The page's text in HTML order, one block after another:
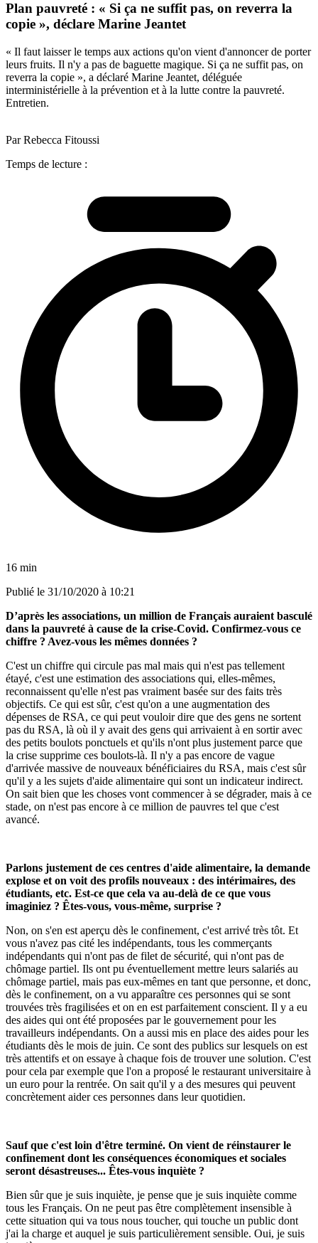
Plan pauvreté : « Si ça ne suffit pas, on reverra la
copie », déclare Marine Jeantet
« Il faut laisser le temps aux actions qu'on vient d'annoncer de porter
leurs fruits. Il n'y a pas de baguette magique. Si ça ne suffit pas, on
reverra la copie », a déclaré Marine Jeantet, déléguée
interministérielle à la prévention et à la lutte contre la pauvreté.
Entretien.
Par Rebecca Fitoussi
Temps de lecture :
16 min
Publié le 31/10/2020 à 10:21
D’après les associations, un million de Français auraient basculé
dans la pauvreté à cause de la crise-Covid. Confirmez-vous ce
chiffre ? Avez-vous les mêmes données ?
C'est un chiffre qui circule pas mal mais qui n'est pas tellement
étayé, c'est une estimation des associations qui, elles-mêmes,
reconnaissent qu'elle n'est pas vraiment basée sur des faits très
objectifs. Ce qui est sûr, c'est qu'on a une augmentation des
dépenses de RSA, ce qui peut vouloir dire que des gens ne sortent
pas du RSA, là où il y avait des gens qui arrivaient à en sortir avec
des petits boulots ponctuels et qu'ils n'ont plus justement parce que
la crise supprime ces boulots-là. Il n'y a pas encore de vague
d'arrivée massive de nouveaux bénéficiaires du RSA, mais c'est sûr
qu'il y a les sujets d'aide alimentaire qui sont un indicateur indirect.
On sait bien que les choses vont commencer à se dégrader, mais à ce
stade, on n'est pas encore à ce million de pauvres tel que c'est
avancé.
Parlons justement de ces centres d'aide alimentaire, la demande
explose et on voit des profils nouveaux : des intérimaires, des
étudiants, etc. Est-ce que cela va au-delà de ce que vous
imaginiez ? Êtes-vous, vous-même, surprise ?
Non, on s'en est aperçu dès le confinement, c'est arrivé très tôt. Et
vous n'avez pas cité les indépendants, tous les commerçants
indépendants qui n'ont pas de filet de sécurité, qui n'ont pas de
chômage partiel. Ils ont pu éventuellement mettre leurs salariés au
chômage partiel, mais pas eux-mêmes en tant que personne, et donc,
dès le confinement, on a vu apparaître ces personnes qui se sont
trouvées très fragilisées et on en est parfaitement conscient. Il y a eu
des aides qui ont été proposées par le gouvernement pour les
travailleurs indépendants. On a aussi mis en place des aides pour les
étudiants dès le mois de juin. Ce sont des publics sur lesquels on est
très attentifs et on essaye à chaque fois de trouver une solution. C'est
pour cela par exemple que l'on a proposé le restaurant universitaire à
un euro pour la rentrée. On sait qu'il y a des mesures qui peuvent
concrètement aider ces personnes dans leur quotidien.
Sauf que c'est loin d'être terminé. On vient de réinstaurer le
confinement dont les conséquences économiques et sociales
seront désastreuses... Êtes-vous inquiète ?
Bien sûr que je suis inquiète, je pense que je suis inquiète comme
tous les Français. On ne peut pas être complètement insensible à
cette situation qui va tous nous toucher, qui touche un public dont
j'ai la charge et auquel je suis particulièrement sensible. Oui, je suis